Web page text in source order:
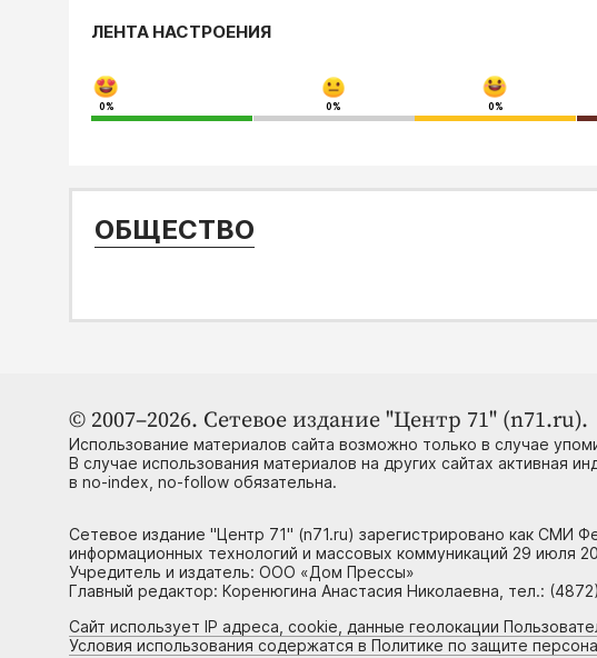
ЛЕНТА НАСТРОЕНИЯ
0% 0% 0%
ОБЩЕСТВО
© 2007–2026. Сетевое издание "Центр 71" (n71.ru).
Использование материалов сайта возможно только в случае
В случае использования материалов на других сайтах активная
в no-index, no-follow обязательна.
Сетевое издание "Центр 71" (n71.ru) зарегистрировано как СМИ
информационных технологий и массовых коммуникаций 29 июля
Учредитель и издатель: ООО «Дом Прессы»
Главный редактор: Коренюгина Анастасия Николаевна, тел.:
Сайт использует IP адреса, cookie, данные геолокации
Условия использования содержатся в Политике по защите